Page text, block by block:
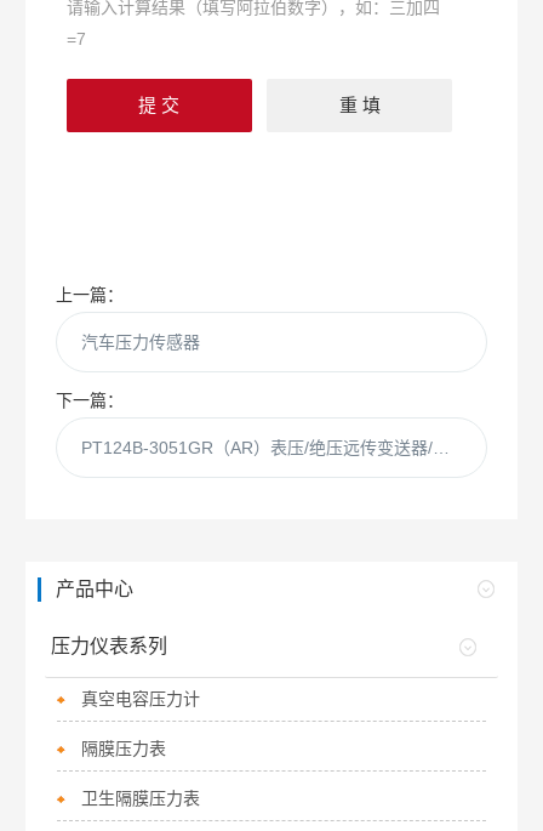
请输入计算结果（填写阿拉伯数字），如：三加四
=7
上一篇：
汽车压力传感器
下一篇：
产品中心
压力仪表系列
真空电容压力计
隔膜压力表
卫生隔膜压力表